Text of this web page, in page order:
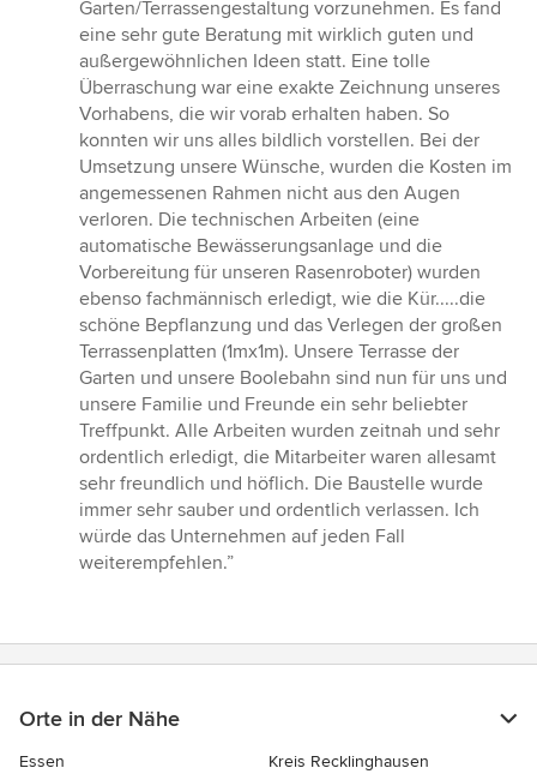
5
Sternen
Garten/Terrassengestaltung vorzunehmen. Es fand
eine sehr gute Beratung mit wirklich guten und
außergewöhnlichen Ideen statt. Eine tolle
Überraschung war eine exakte Zeichnung unseres
Vorhabens, die wir vorab erhalten haben. So
konnten wir uns alles bildlich vorstellen. Bei der
Umsetzung unsere Wünsche, wurden die Kosten im
angemessenen Rahmen nicht aus den Augen
verloren. Die technischen Arbeiten (eine
automatische Bewässerungsanlage und die
Vorbereitung für unseren Rasenroboter) wurden
ebenso fachmännisch erledigt, wie die Kür.....die
schöne Bepflanzung und das Verlegen der großen
Terrassenplatten (1mx1m). Unsere Terrasse der
Garten und unsere Boolebahn sind nun für uns und
unsere Familie und Freunde ein sehr beliebter
Treffpunkt. Alle Arbeiten wurden zeitnah und sehr
ordentlich erledigt, die Mitarbeiter waren allesamt
sehr freundlich und höflich. Die Baustelle wurde
immer sehr sauber und ordentlich verlassen. Ich
würde das Unternehmen auf jeden Fall
weiterempfehlen.”
Orte in der Nähe
Essen
Kreis Recklinghausen